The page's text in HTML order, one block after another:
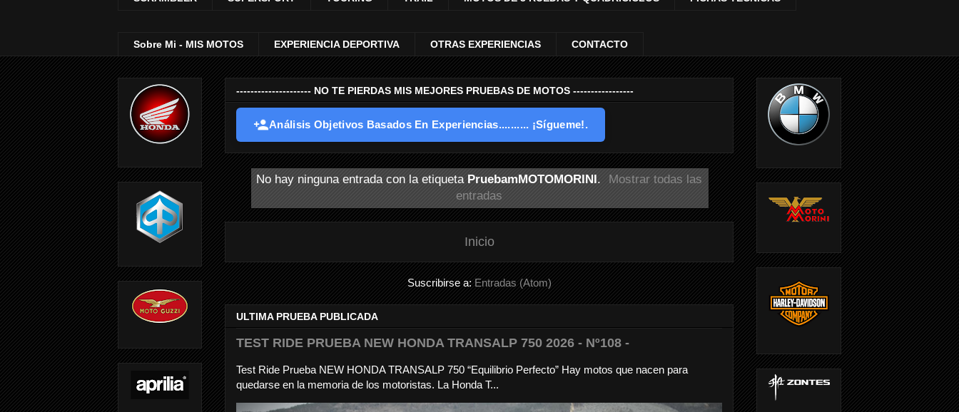
Sobre Mi - MIS MOTOS EXPERIENCIA DEPORTIVA OTRAS EXPERIENCIAS CONTACTO
--------------------- NO TE PIERDAS MIS MEJORES PRUEBAS DE MOTOS -----------------
Análisis Objetivos Basados En Experiencias.......... ¡Sígueme!.
No hay ninguna entrada con la etiqueta PruebamMOTOMORINI.
Mostrar todas las
entradas
Inicio
Suscribirse a: Entradas (Atom)
ULTIMA PRUEBA PUBLICADA
TEST RIDE PRUEBA NEW HONDA TRANSALP 750 2026 - Nº108 -
Test Ride Prueba NEW HONDA TRANSALP 750 “Equilibrio Perfecto” Hay motos que nacen para
quedarse en la memoria de los motoristas. La Honda T...